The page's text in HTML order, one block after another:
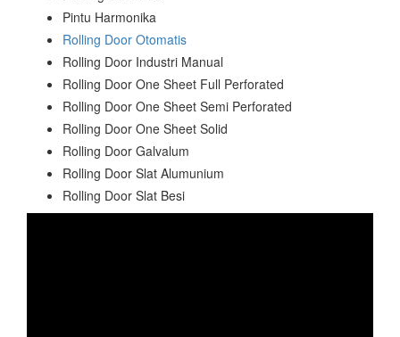
Pintu Harmonika
Rolling Door Otomatis
Rolling Door Industri Manual
Rolling Door One Sheet Full Perforated
Rolling Door One Sheet Semi Perforated
Rolling Door One Sheet Solid
Rolling Door Galvalum
Rolling Door Slat Alumunium
Rolling Door Slat Besi